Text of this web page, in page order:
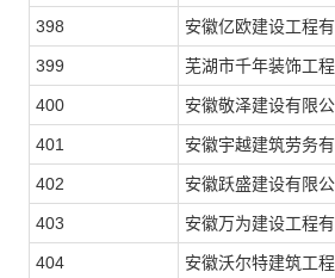
398 安徽亿欧建设工程
399 芜湖市千年装饰工
400 安徽敬泽建设有限
401 安徽宇越建筑劳务
402 安徽跃盛建设有限
403 安徽万为建设工程
404 安徽沃尔特建筑工